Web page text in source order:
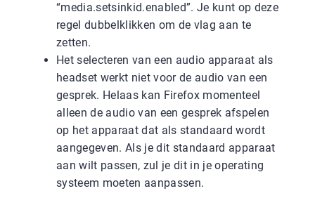
“media.setsinkid.enabled”. Je kunt op deze
regel dubbelklikken om de vlag aan te
zetten.
Het selecteren van een audio apparaat als
headset werkt niet voor de audio van een
gesprek. Helaas kan Firefox momenteel
alleen de audio van een gesprek afspelen
op het apparaat dat als standaard wordt
aangegeven. Als je dit standaard apparaat
aan wilt passen, zul je dit in je operating
systeem moeten aanpassen.